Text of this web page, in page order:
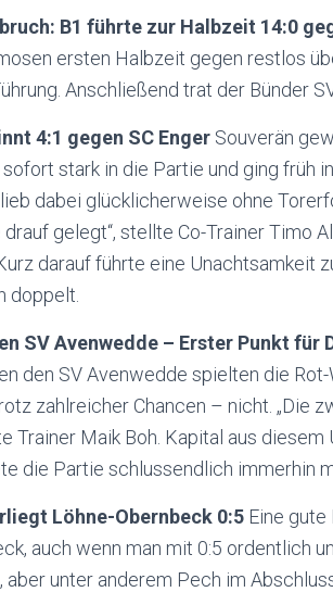
B1 führte zur Halbzeit 14:0
ersten Halbzeit gegen restlos
Anschließend trat der Bünder
4:1 gegen SC Enger Souverän
stark in die Partie und ging früh
dabei glücklicherweise ohne
drauf gelegt“, stellte Co-Trainer Timo
darauf führte eine Unachtsamkeit
doppelt.
SV Avenwedde – Erster Punkt für
den SV Avenwedde spielten die
zahlreicher Chancen – nicht. „Die
Trainer Maik Boh. Kapital aus
die Partie schlussendlich immerhin
Löhne-Obernbeck 0:5 Eine
auch wenn man mit 0:5 ordentlich
aber unter anderem Pech im